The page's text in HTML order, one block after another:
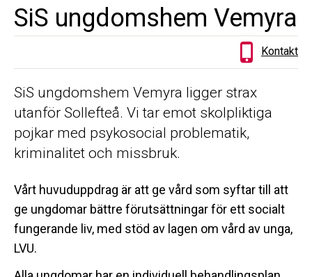
SiS ungdomshem Vemyra
Kontakt
SiS ungdomshem Vemyra ligger strax
utanför Sollefteå. Vi tar emot skolpliktiga
pojkar med psykosocial problematik,
kriminalitet och missbruk.
Vårt huvuduppdrag är att ge vård som syftar till att
ge ungdomar bättre förutsättningar för ett socialt
fungerande liv, med stöd av lagen om vård av unga,
LVU.